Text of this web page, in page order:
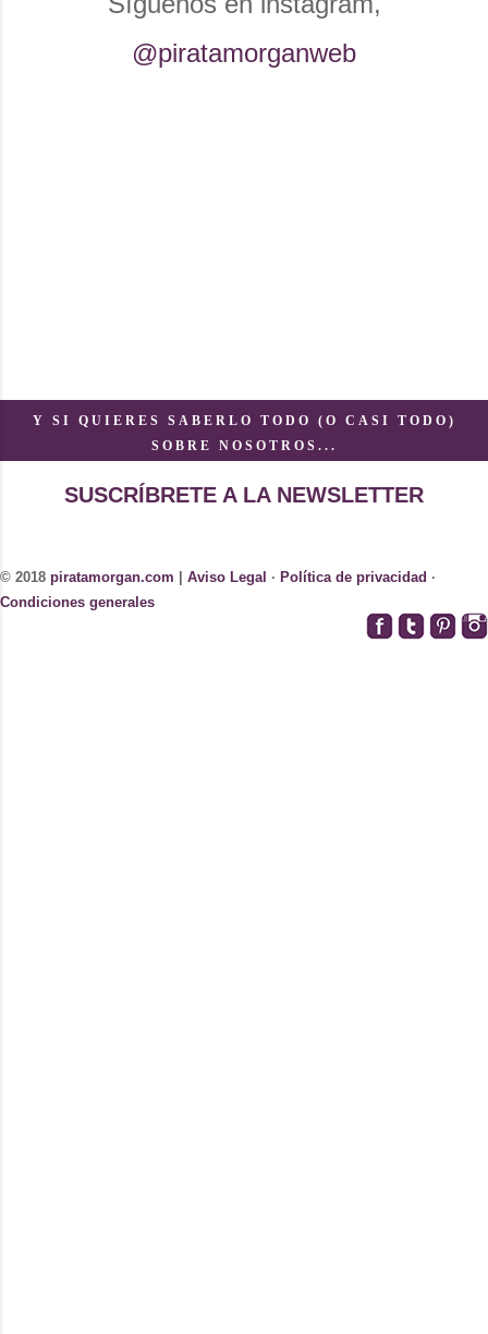
@piratamorganweb
Y SI QUIERES SABERLO TODO (O CASI TODO)
SOBRE NOSOTROS...
SUSCRÍBRETE A LA NEWSLETTER
© 2018 piratamorgan.com Aviso Legal · Política de privacidad ·
Condiciones generales